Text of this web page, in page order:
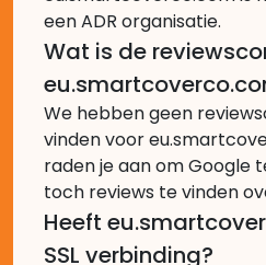
een ADR organisatie.
Wat is de
We hebben geen
vinden voor
raden je aan om Google
toch reviews te vinden
Heeft
SSL verbinding?